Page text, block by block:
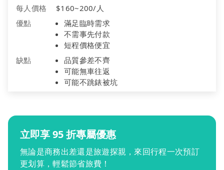
每人價格
$160~200/人
優點
滿足臨時需求
不需事先付款
短程價格便宜
缺點
品質參差不齊
可能無車往返
可能不跳錶被坑
立即享 95 折專屬優惠
無論是商務出差還是旅遊探親，來回行程一次預訂
更划算，輕鬆節省旅費！